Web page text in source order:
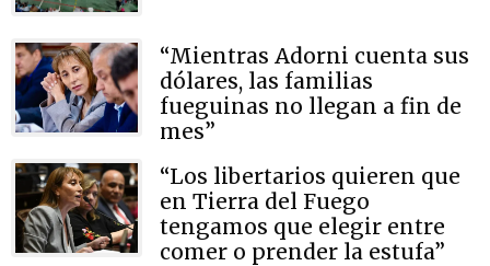
“Mientras Adorni cuenta sus
dólares, las familias
fueguinas no llegan a fin de
mes”
“Los libertarios quieren que
en Tierra del Fuego
tengamos que elegir entre
comer o prender la estufa”